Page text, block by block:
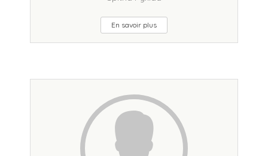
En savoir plus